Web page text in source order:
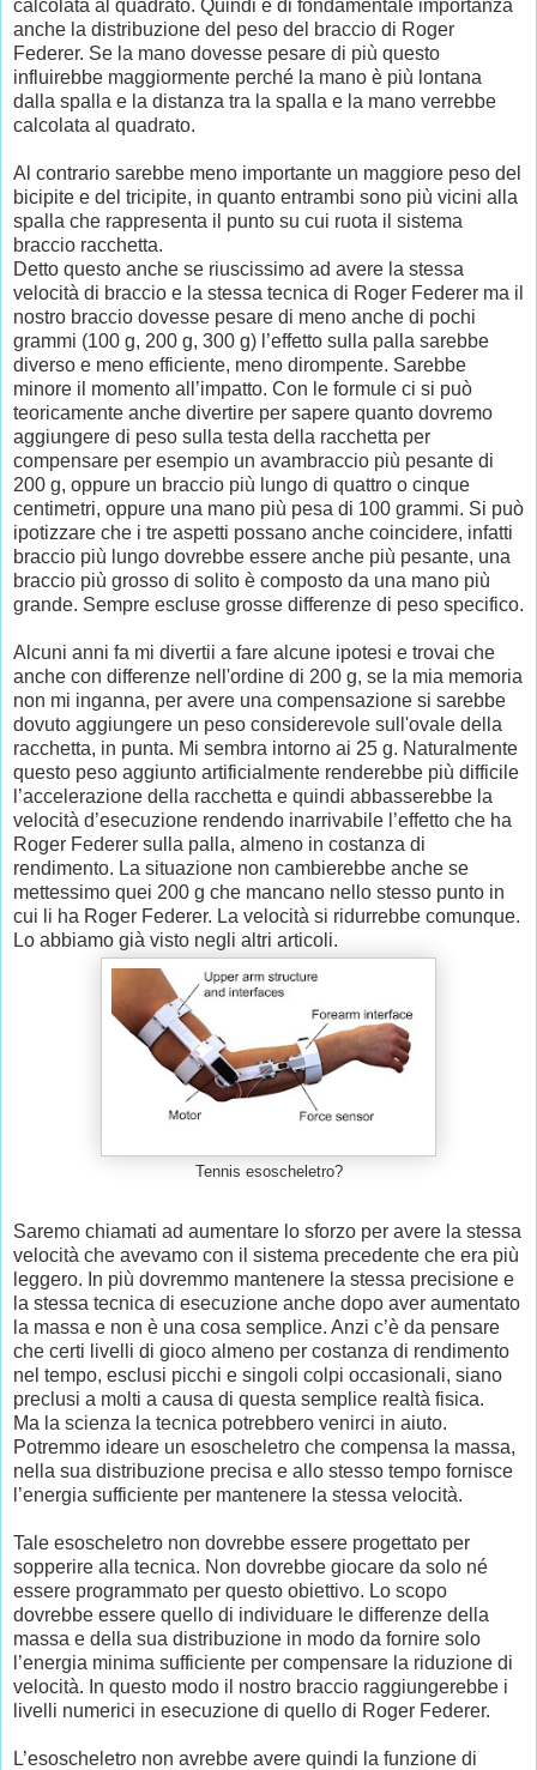
calcolata al quadrato. Quindi è di fondamentale importanza
anche la distribuzione del peso del braccio di Roger
Federer. Se la mano dovesse pesare di più questo
influirebbe maggiormente perché la mano è più lontana
dalla spalla e la distanza tra la spalla e la mano verrebbe
calcolata al quadrato.
Al contrario sarebbe meno importante un maggiore peso del
bicipite e del tricipite, in quanto entrambi sono più vicini alla
spalla che rappresenta il punto su cui ruota il sistema
braccio racchetta.
Detto questo anche se riuscissimo ad avere la stessa
velocità di braccio e la stessa tecnica di Roger Federer ma il
nostro braccio dovesse pesare di meno anche di pochi
grammi (100 g, 200 g, 300 g) l’effetto sulla palla sarebbe
diverso e meno efficiente, meno dirompente. Sarebbe
minore il momento all’impatto. Con le formule ci si può
teoricamente anche divertire per sapere quanto dovremo
aggiungere di peso sulla testa della racchetta per
compensare per esempio un avambraccio più pesante di
200 g, oppure un braccio più lungo di quattro o cinque
centimetri, oppure una mano più pesa di 100 grammi. Si può
ipotizzare che i tre aspetti possano anche coincidere, infatti
braccio più lungo dovrebbe essere anche più pesante, una
braccio più grosso di solito è composto da una mano più
grande. Sempre escluse grosse differenze di peso specifico.
Alcuni anni fa mi divertii a fare alcune ipotesi e trovai che
anche con differenze nell'ordine di 200 g, se la mia memoria
non mi inganna, per avere una compensazione si sarebbe
dovuto aggiungere un peso considerevole sull'ovale della
racchetta, in punta. Mi sembra intorno ai 25 g. Naturalmente
questo peso aggiunto artificialmente renderebbe più difficile
l’accelerazione della racchetta e quindi abbasserebbe la
velocità d’esecuzione rendendo inarrivabile l’effetto che ha
Roger Federer sulla palla, almeno in costanza di
rendimento. La situazione non cambierebbe anche se
mettessimo quei 200 g che mancano nello stesso punto in
cui li ha Roger Federer. La velocità si ridurrebbe comunque.
Lo abbiamo già visto negli altri articoli.
Tennis esoscheletro?
Saremo chiamati ad aumentare lo sforzo per avere la stessa
velocità che avevamo con il sistema precedente che era più
leggero. In più dovremmo mantenere la stessa precisione e
la stessa tecnica di esecuzione anche dopo aver aumentato
la massa e non è una cosa semplice. Anzi c’è da pensare
che certi livelli di gioco almeno per costanza di rendimento
nel tempo, esclusi picchi e singoli colpi occasionali, siano
preclusi a molti a causa di questa semplice realtà fisica.
Ma la scienza la tecnica potrebbero venirci in aiuto.
Potremmo ideare un esoscheletro che compensa la massa,
nella sua distribuzione precisa e allo stesso tempo fornisce
l’energia sufficiente per mantenere la stessa velocità.
Tale esoscheletro non dovrebbe essere progettato per
sopperire alla tecnica. Non dovrebbe giocare da solo né
essere programmato per questo obiettivo. Lo scopo
dovrebbe essere quello di individuare le differenze della
massa e della sua distribuzione in modo da fornire solo
l’energia minima sufficiente per compensare la riduzione di
velocità. In questo modo il nostro braccio raggiungerebbe i
livelli numerici in esecuzione di quello di Roger Federer.
L’esoscheletro non avrebbe avere quindi la funzione di